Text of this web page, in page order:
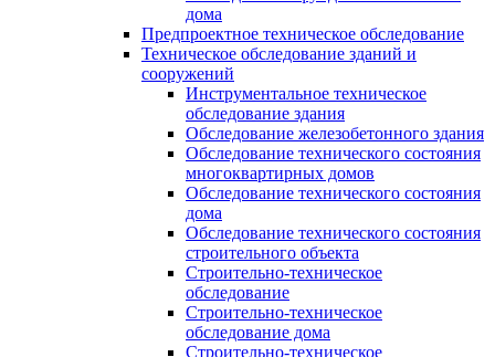
дома
Предпроектное техническое обследование
Техническое обследование зданий и
сооружений
Инструментальное техническое
обследование здания
Обследование железобетонного здания
Обследование технического состояния
многоквартирных домов
Обследование технического состояния
дома
Обследование технического состояния
строительного объекта
Строительно-техническое
обследование
Строительно-техническое
обследование дома
Строительно-техническое